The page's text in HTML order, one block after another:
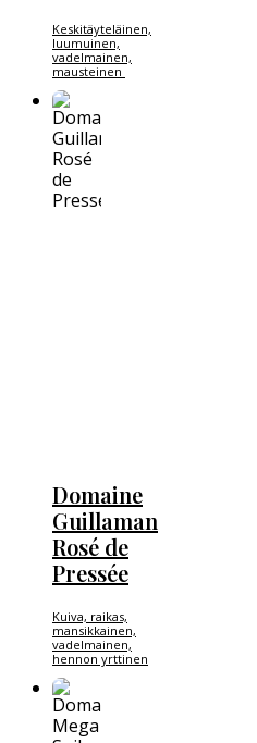
Keskitäyteläinen,
luumuinen,
vadelmainen,
mausteinen
Domaine
Guillaman
Rosé de
Pressée
Kuiva, raikas,
mansikkainen,
vadelmainen,
hennon yrttinen